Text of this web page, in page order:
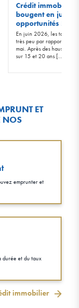
Crédit immobilier
bougent en juin
opportunités !
En juin 2026, les taux
très peu par rapport à
mai. Après des hausses
sur 15 et 20 ans […]
ET
NOS
emprunter et
durée et du taux
immobilier